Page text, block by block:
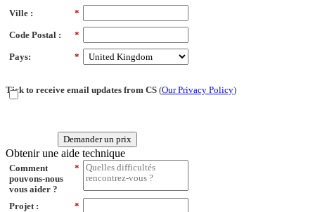
*
Ville :
*
Code Postal :
*
Pays:
Tick to receive email updates from CS (Our Privacy Policy)
Demander un prix
Obtenir une aide technique
*
Comment
pouvons-nous
vous aider ?
*
Projet :